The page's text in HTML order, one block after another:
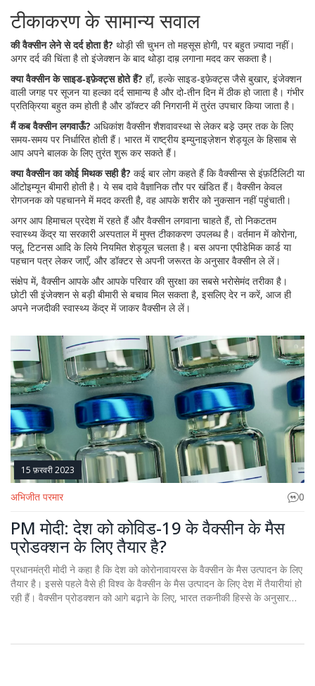
टीकाकरण के सामान्य सवाल
की वैक्सीन लेने से दर्द होता है? थोड़ी सी चुभन तो महसूस होगी, पर बहुत ज़्यादा नहीं।
अगर दर्द की चिंता है तो इंजेक्शन के बाद थोड़ा दाब़ लगाना मदद कर सकता है।
क्या वैक्सीन के साइड‑इफ़ेक्ट्स होते हैं? हाँ, हल्के साइड‑इफ़ेक्ट्स जैसे बुखार, इंजेक्शन
वाली जगह पर सूजन या हल्का दर्द सामान्य है और दो‑तीन दिन में ठीक हो जाता है। गंभीर
प्रतिक्रिया बहुत कम होती है और डॉक्टर की निगरानी में तुरंत उपचार किया जाता है।
मैं कब वैक्सीन लगवाऊँ? अधिकांश वैक्सीन शैशवावस्था से लेकर बड़़े उम्र तक के लिए
समय‑समय पर निर्धारित होती हैं। भारत में राष्ट्रीय इम्युनाइज़ेशन शेड्यूल के हिसाब से
आप अपने बालक के लिए तुरंत शुरू कर सकते हैं।
क्या वैक्सीन का कोई मिथक सही है? कई बार लोग कहते हैं कि वैक्सीन्स से इंफ़र्टिलिटी या
ऑटोइम्यून बीमारी होती है। ये सब दावे वैज्ञानिक तौर पर खंडित हैं। वैक्सीन केवल
रोगजनक को पहचानने में मदद करती है, वह आपके शरीर को नुकसान नहीं पहुंचाती।
अगर आप हिमाचल प्रदेश में रहते हैं और वैक्सीन लगवाना चाहते हैं, तो निकटतम
स्वास्थ्य केंद्र या सरकारी अस्पताल में मुफ्त टीकाकरण उपलब्ध है। वर्तमान में कोरोना,
फ्लू, टिटनस आदि के लिये नियमित शेड्यूल चलता है। बस अपना एपीडेमिक कार्ड या
पहचान पत्र लेकर जाएँ, और डॉक्टर से अपनी जरूरत के अनुसार वैक्सीन ले लें।
संक्षेप में, वैक्सीन आपके और आपके परिवार की सुरक्षा का सबसे भरोसेमंद तरीका है।
छोटी सी इंजेक्शन से बड़ी बीमारी से बचाव मिल सकता है, इसलिए देर न करें, आज ही
अपने नजदीकी स्वास्थ्य केंद्र में जाकर वैक्सीन ले लें।
15 फ़रवरी 2023
अभिजीत परमार 0
PM मोदी: देश को कोविड-19 के वैक्सीन के मैस
प्रोडक्शन के लिए तैयार है?
प्रधानमंत्री मोदी ने कहा है कि देश को कोरोनावायरस के वैक्सीन के मैस उत्पादन के लिए
तैयार है। इससे पहले वैसे ही विश्व के वैक्सीन के मैस उत्पादन के लिए देश में तैयारीयां हो
रही हैं। वैक्सीन प्रोडक्शन को आगे बढ़ाने के लिए, भारत तकनीकी हिस्से के अनुसार